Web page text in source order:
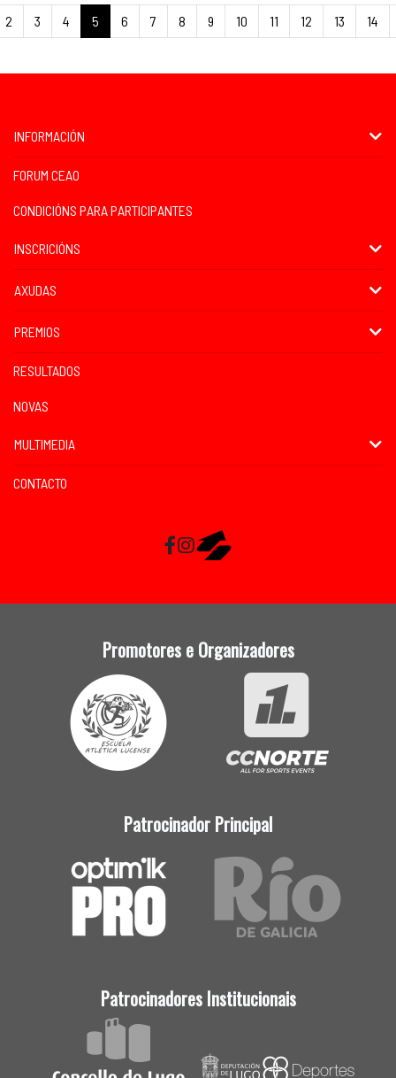
2 3 4 5 6 7 8 9 10 11 12 13 14
INFORMACIÓN
FORUM CEAO
CONDICIÓNS PARA PARTICIPANTES
INSCRICIÓNS
AXUDAS
PREMIOS
RESULTADOS
NOVAS
MULTIMEDIA
CONTACTO
Facebook
InstagramRaceMapp
Promotores e Organizadores
Patrocinador Principal
Patrocinadores Institucionais